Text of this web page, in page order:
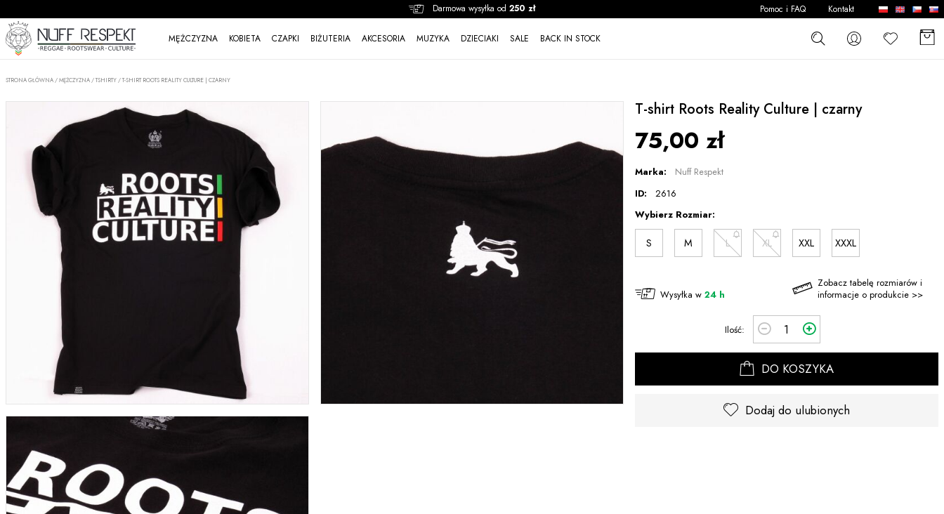
Darmowa wysyłka od 250 zł
MĘŻCZYZNA KOBIETA CZAPKI BIŻUTERIA AKCESORIA MUZYKA DZIECIAKI SALE BACK IN STOCK
Pomoc i FAQ Kontakt
STRONA GŁÓWNA /MĘŻCZYZNA /TSHIRTY /T-SHIRT ROOTS REALITY CULTURE | CZARNY
T-shirt Roots Reality Culture | czarny
75,00 zł
Marka:
Nuff Respekt
ID:
2616
Wybierz Rozmiar:
S M L XL XXL XXXL
Wysyłka w 24 h
Zobacz tabelę rozmiarów i
informacje o produkcie >>
Ilość:
DO KOSZYKA
Dodaj do ulubionych